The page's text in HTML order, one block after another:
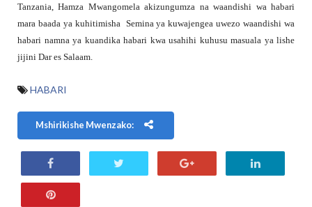
Tanzania, Hamza Mwangomela akizungumza na waandishi wa habari
mara baada ya kuhitimisha Semina ya kuwajengea uwezo waandishi wa
habari namna ya kuandika habari kwa usahihi kuhusu masuala ya lishe
jijini Dar es Salaam.
HABARI
Mshirikishe Mwenzako: